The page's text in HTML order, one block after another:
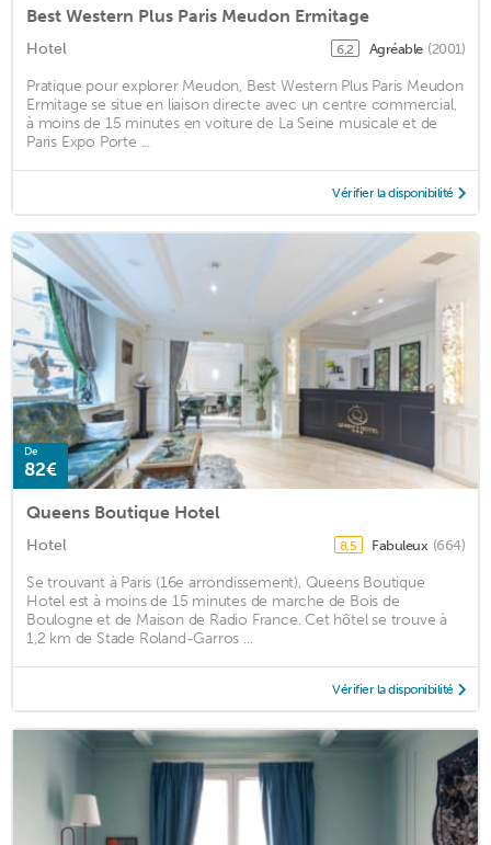
Best Western Plus Paris Meudon Ermitage
Hotel 6,2 Agréable (2001)
Pratique pour explorer Meudon, Best Western Plus Paris Meudon
Ermitage se situe en liaison directe avec un centre commercial,
à moins de 15 minutes en voiture de La Seine musicale et de
Paris Expo Porte ...
Vérifier la disponibilité
De
82€
Queens Boutique Hotel
Hotel 8,5 Fabuleux (664)
Se trouvant à Paris (16e arrondissement), Queens Boutique
Hotel est à moins de 15 minutes de marche de Bois de
Boulogne et de Maison de Radio France. Cet hôtel se trouve à
1,2 km de Stade Roland-Garros ...
Vérifier la disponibilité